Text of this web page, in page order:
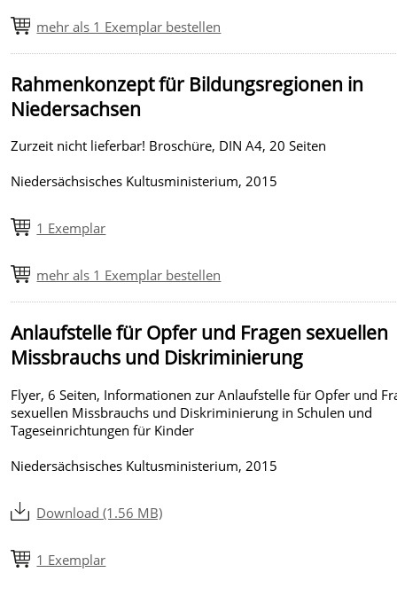
mehr als 1 Exemplar bestellen
Rahmenkonzept für Bildungsregionen in
Niedersachsen
Zurzeit nicht lieferbar! Broschüre, DIN A4, 20 Seiten
Niedersächsisches Kultusministerium, 2015
1 Exemplar
mehr als 1 Exemplar bestellen
Anlaufstelle für Opfer und Fragen sexuellen
Missbrauchs und Diskriminierung
Flyer, 6 Seiten, Informationen zur Anlaufstelle für Opfer und
sexuellen Missbrauchs und Diskriminierung in Schulen und
Tageseinrichtungen für Kinder
Niedersächsisches Kultusministerium, 2015
Download (1.56 MB)
1 Exemplar